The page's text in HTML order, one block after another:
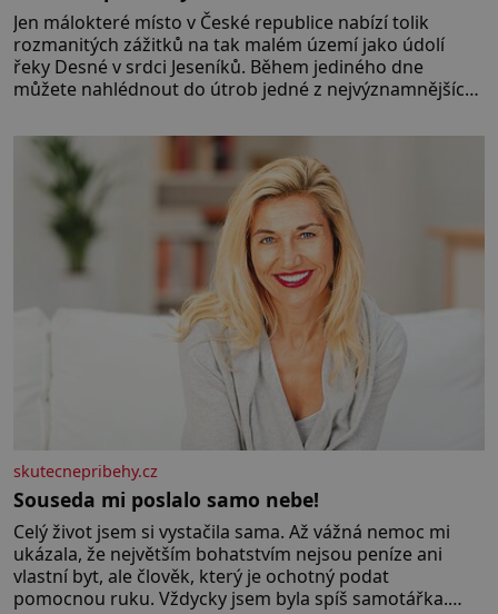
Jen málokteré místo v České republice nabízí tolik
rozmanitých zážitků na tak malém území jako údolí
řeky Desné v srdci Jeseníků. Během jediného dne
můžete nahlédnout do útrob jedné z nejvýznamnějších
hřebeny, projet se na koloběžce a den zakončit
poznáváním památek ve Velkých Losinách nebo v
termálním
skutecnepribehy.cz
Souseda mi poslalo samo nebe!
Celý život jsem si vystačila sama. Až vážná nemoc mi
ukázala, že největším bohatstvím nejsou peníze ani
vlastní byt, ale člověk, který je ochotný podat
pomocnou ruku. Vždycky jsem byla spíš samotářka.